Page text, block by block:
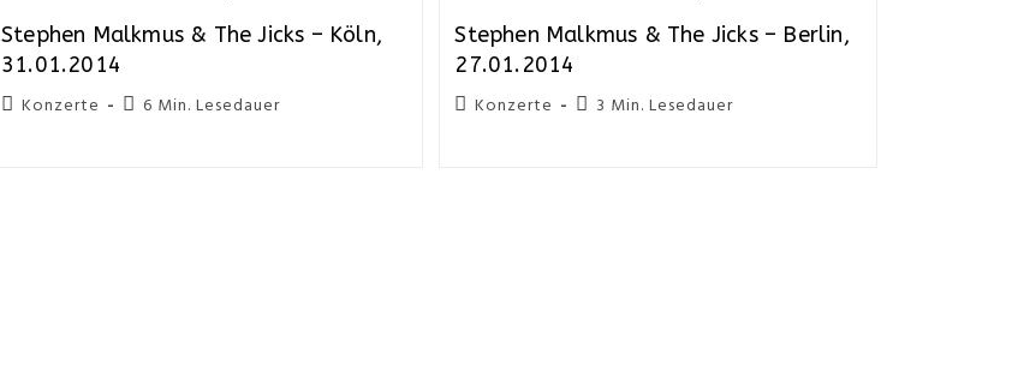
Stephen Malkmus & The Jicks – Köln,
31.01.2014
Konzerte 6 Min. Lesedauer
Stephen Malkmus & The Jicks – Berlin,
27.01.2014
Konzerte 3 Min. Lesedauer